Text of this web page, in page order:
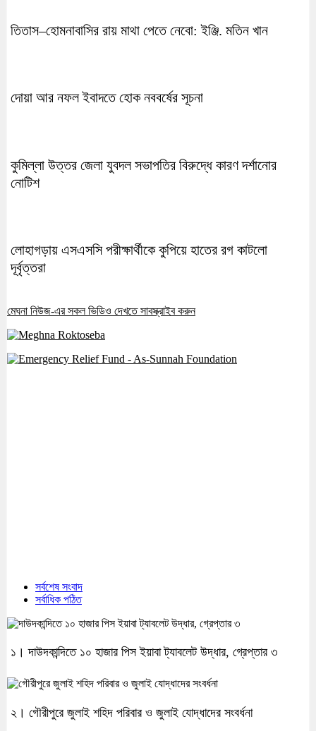
তিতাস–হোমনাবাসির রায় মাথা পেতে নেবো: ইঞ্জি. মতিন খান
দোয়া আর নফল ইবাদতে হোক নববর্ষের সূচনা
কুমিল্লা উত্তর জেলা যুবদল সভাপতির বিরুদ্ধে কারণ দর্শানোর
নোটিশ
লোহাগড়ায় এসএসসি পরীক্ষার্থীকে কুপিয়ে হাতের রগ কাটলো
দূর্বৃত্তরা
মেঘনা নিউজ-এর সকল ভিডিও দেখতে সাবস্ক্রাইব করুন
সর্বশেষ সংবাদ
সর্বাধিক পঠিত
১। দাউদকান্দিতে ১০ হাজার পিস ইয়াবা ট্যাবলেট উদ্ধার, গ্রেপ্তার ৩
২। গৌরীপুরে জুলাই শহিদ পরিবার ও জুলাই যোদ্ধাদের সংবর্ধনা